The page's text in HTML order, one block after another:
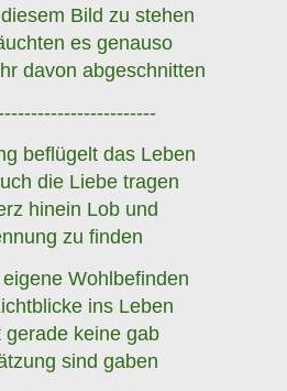
Bild zu stehen
es genauso
davon abgeschnitten
beflügelt das Leben
die Liebe tragen
hinein Lob und
zu finden
Wohlbefinden
ins Leben
gerade keine gab
sind gaben